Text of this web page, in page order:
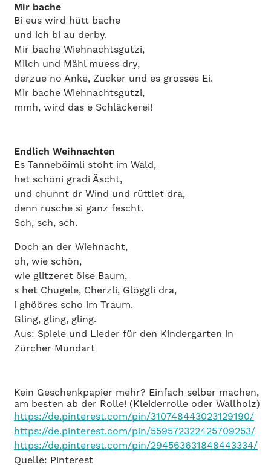
Mir bache
Bi eus wird hütt bache
und ich bi au derby.
Mir bache Wiehnachtsgutzi,
Milch und Mähl muess dry,
derzue no Anke, Zucker und es grosses Ei.
Mir bache Wiehnachtsgutzi,
mmh, wird das e Schläckerei!
Endlich Weihnachten
Es Tanneböimli stoht im Wald,
het schöni gradi Äscht,
und chunnt dr Wind und rüttlet dra,
denn rusche si ganz fescht.
Sch, sch, sch.
Doch an der Wiehnacht,
oh, wie schön,
wie glitzeret öise Baum,
s het Chugele, Cherzli, Glöggli dra,
i ghööres scho im Traum.
Gling, gling, gling.
Aus: Spiele und Lieder für den Kindergarten in
Zürcher Mundart
Kein Geschenkpapier mehr? Einfach selber machen,
am besten ab der Rolle! (Kleiderrolle oder Wallholz)
https://de.pinterest.com/pin/310748443023129190/
https://de.pinterest.com/pin/559572322425709253/
https://de.pinterest.com/pin/294563631848443334/
Quelle: Pinterest